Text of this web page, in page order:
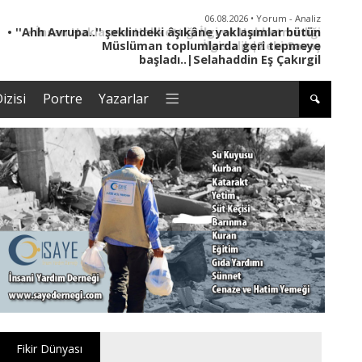
06.08.2026 • Yorum - Analiz
• İnsan Haklarının Hakkettiği İlgi ve Hakketmediği
İlgisizlik|Zeki Savaş
Portre Yazarlar
Fikir Dünyası